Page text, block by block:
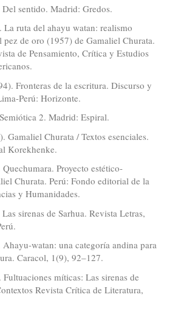
sentido. Madrid: Gredos.
ruta del ahayu watan: realismo
de oro (1957) de Gamaliel Churata.
de Pensamiento, Crítica y Estudios
Fronteras de la escritura. Discurso y
Perú: Horizonte.
2. Madrid: Espiral.
Gamaliel Churata / Textos esenciales.
Korekhenke.
Proyecto estético-
Churata. Perú: Fondo editorial de la
y Humanidades.
sirenas de Sarhua. Revista Letras,
watan: una categoría andina para
Caracol, 1(9), 92–127.
míticas: Las sirenas de
Revista Crítica de Literatura,